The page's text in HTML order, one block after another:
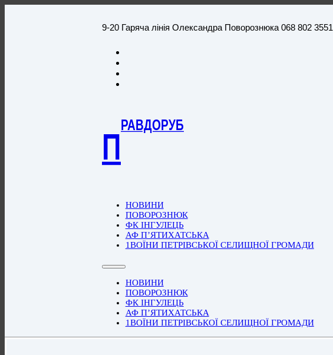
9-20 Гаряча лінія Олександра Поворознюка 068 802 3551
П
РАВДОРУБ
НОВИНИ
ПОВОРОЗНЮК
ФК ІНГУЛЕЦЬ
АФ П’ЯТИХАТСЬКА
1ВОЇНИ ПЕТРІВСЬКОЇ СЕЛИЩНОЇ ГРОМАДИ
НОВИНИ
ПОВОРОЗНЮК
ФК ІНГУЛЕЦЬ
АФ П’ЯТИХАТСЬКА
1ВОЇНИ ПЕТРІВСЬКОЇ СЕЛИЩНОЇ ГРОМАДИ